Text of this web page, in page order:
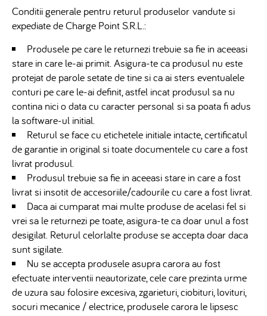
Conditii generale pentru returul produselor vandute si
expediate de Charge Point S.R.L.:
Produsele pe care le returnezi trebuie sa fie in aceeasi
stare in care le-ai primit. Asigura-te ca produsul nu este
protejat de parole setate de tine si ca ai sters eventualele
conturi pe care le-ai definit, astfel incat produsul sa nu
contina nici o data cu caracter personal si sa poata fi adus
la software-ul initial.
Returul se face cu etichetele initiale intacte, certificatul
de garantie in original si toate documentele cu care a fost
livrat produsul.
Produsul trebuie sa fie in aceeasi stare in care a fost
livrat si insotit de accesoriile/cadourile cu care a fost livrat.
Daca ai cumparat mai multe produse de acelasi fel si
vrei sa le returnezi pe toate, asigura-te ca doar unul a fost
desigilat. Returul celorlalte produse se accepta doar daca
sunt sigilate.
Nu se accepta produsele asupra carora au fost
efectuate interventii neautorizate, cele care prezinta urme
de uzura sau folosire excesiva, zgarieturi, ciobituri, lovituri,
socuri mecanice / electrice, produsele carora le lipsesc